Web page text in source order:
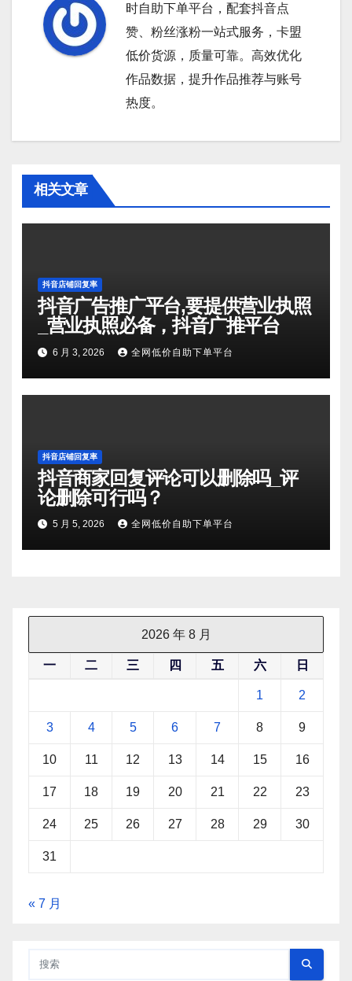
时自助下单平台，配套抖音点
赞、粉丝涨粉一站式服务，卡盟
低价货源，质量可靠。高效优化
作品数据，提升作品推荐与账号
热度。
相关文章
抖音店铺回复率
抖音广告推广平台,要提供营业执照
_营业执照必备，抖音广推平台
6 月 3, 2026 全网低价自助下单平台
抖音店铺回复率
抖音商家回复评论可以删除吗_评
论删除可行吗？
5 月 5, 2026 全网低价自助下单平台
2026 年 8 月
一 二 三 四 五 六 日
1 2
3 4 5 6 7 8 9
10 11 12 13 14 15 16
17 18 19 20 21 22 23
24 25 26 27 28 29 30
31
« 7 月